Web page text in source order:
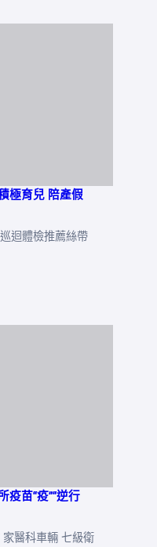
極育兒 陪產假
迴體檢推薦絲帶
疫苗“疫”“逆行
醫科車輛 七級衛